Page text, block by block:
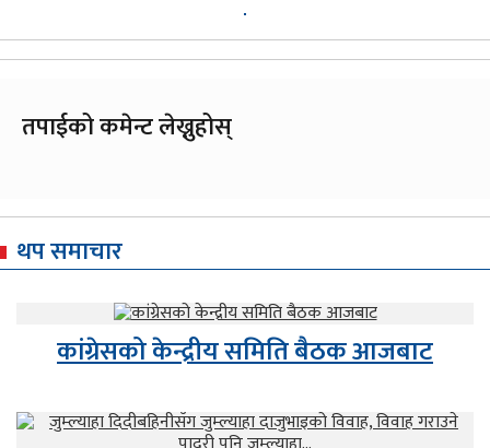
तपाईको कमेन्ट लेख्नुहोस्
थप समाचार
कांग्रेसको केन्द्रीय समिति बैठक आजबाट